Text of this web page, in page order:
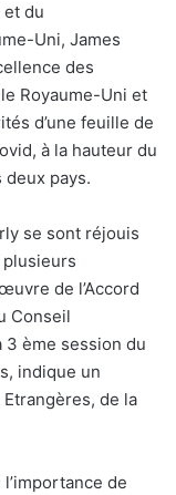
du
Uni, James
des
Royaume-Uni et
d’une feuille de
à la hauteur du
pays.
se sont réjouis
plusieurs
de l’Accord
Conseil
3 ème session du
indique un
de la
de